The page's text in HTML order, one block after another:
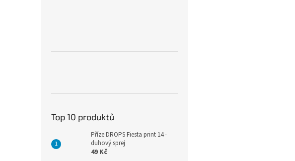
Top 10 produktů
Příze DROPS Fiesta print 14 -
duhový sprej
49 Kč